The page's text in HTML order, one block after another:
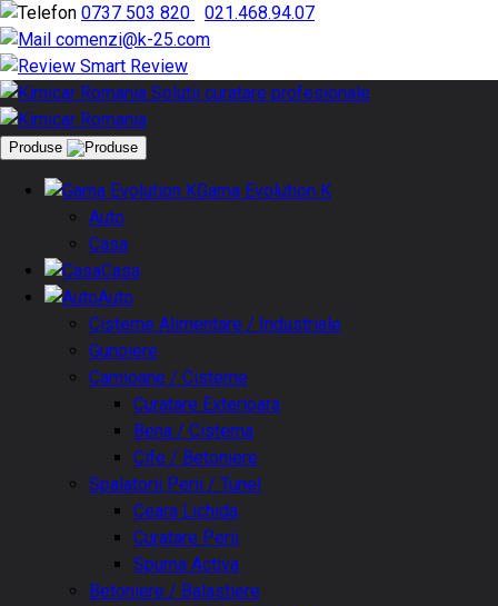
0737 503 820
021.468.94.07
comenzi@k-25.com
Smart Review
Produse
Gama Evolution K
Auto
Casa
Casa
Auto
Cisterne Alimentare / Industriale
Gunoiere
Camioane / Cisterne
Curatare Exterioara
Bena / Cisterna
Cife / Betoniere
Spalatorii Perii / Tunel
Ceara Lichida
Curatare Perii
Spuma Activa
Betoniere / Balastiere